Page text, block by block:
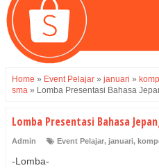
Home » Event Pelajar » januari »
sma » Lomba Presentasi Bahasa
Lomba Presentasi Bahasa
Admin Event Pelajar, januari,
-Lomba-